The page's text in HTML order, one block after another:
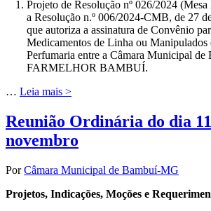
Projeto de Resolução nº 026/2024
a Resolução n.º 006/2024-CMB, de 27
que autoriza a assinatura de Convênio
Medicamentos de Linha ou Manipulados
Perfumaria entre a Câmara Municipal de
FARMELHOR BAMBUÍ.
… Leia mais >
Reunião Ordinária do dia
novembro
PorCâmara Municipal de Bambuí-MG
Projetos, Indicações, Moções e